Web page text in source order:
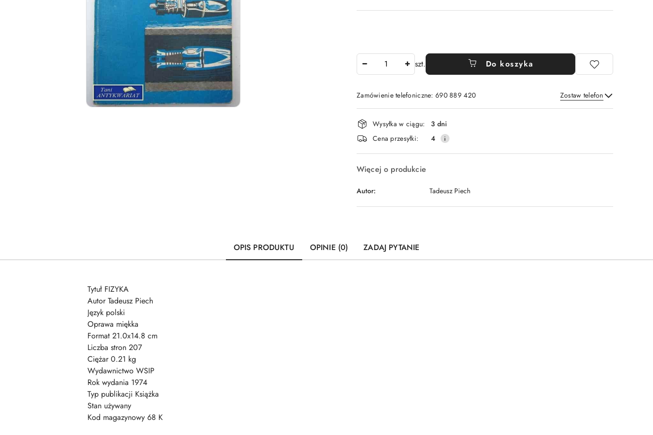
szt. Do koszyka
Zamówienie telefoniczne: 690 889 420 Zostaw telefon
Wyślij
Dostępność
i
dostawa
Wysyłka w ciągu:
3 dni
Cena przesyłki:
4
Więcej o produkcie
Autor: Tadeusz Piech
OPIS PRODUKTU OPINIE (0) ZADAJ PYTANIE
Tytuł FIZYKA
Autor Tadeusz Piech
Język polski
Oprawa miękka
Format 21.0x14.8 cm
Liczba stron 207
Ciężar 0.21 kg
Wydawnictwo WSIP
Rok wydania 1974
Typ publikacji Książka
Stan używany
Kod magazynowy 68 K